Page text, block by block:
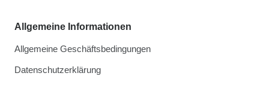
Allgemeine Informationen
Allgemeine Geschäftsbedingungen
Datenschutzerklärung